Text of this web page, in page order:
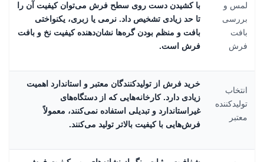
لمس و
بررسی
بافت
فرش
با کشیدن دست روی سطح فرش می‌توان کیفیت آن را
تا حد زیادی تشخیص داد. نرمی یا زبری، یکنواختی
بافت و منظم بودن گره‌ها نشان‌دهنده کیفیت نخ و بافت
فرش است.
انتخاب
تولیدکننده
معتبر
خرید فرش از تولیدکنندگان معتبر و استاندارد اهمیت
زیادی دارد. کارخانه‌هایی که از دستگاه‌های
غیراستاندارد و تبدیلی استفاده نمی‌کنند، معمولاً
فرش‌هایی با کیفیت بالاتر تولید می‌کنند.